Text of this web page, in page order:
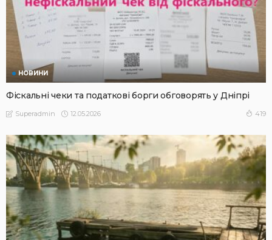
НОВИНИ
Фіскальні чеки та податкові борги обговорять у Дніпрі
Superadmin 12.05.2026 419